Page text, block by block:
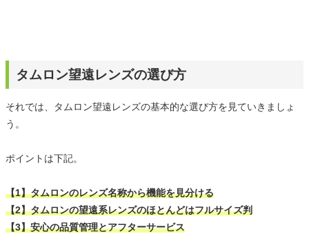
タムロン望遠レンズの選び方
それでは、タムロン望遠レンズの基本的な選び方を見ていきましょ
う。
ポイントは下記。
【1】タムロンのレンズ名称から機能を見分ける
【2】タムロンの望遠系レンズのほとんどはフルサイズ判
【3】安心の品質管理とアフターサービス